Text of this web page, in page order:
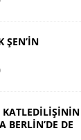
ŞEN’İN
BERLİN’DE DE